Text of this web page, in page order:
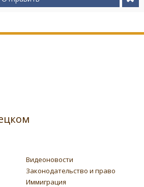
Видеоновости
Законодательство и право
Иммиграция